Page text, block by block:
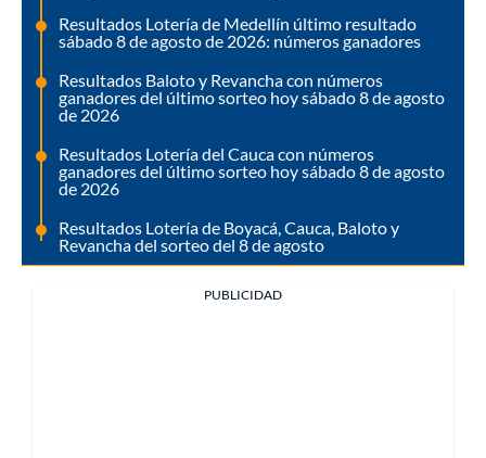
Resultados Lotería de Medellín último resultado
sábado 8 de agosto de 2026: números ganadores
Resultados Baloto y Revancha con números
ganadores del último sorteo hoy sábado 8 de agosto
de 2026
Resultados Lotería del Cauca con números
ganadores del último sorteo hoy sábado 8 de agosto
de 2026
Resultados Lotería de Boyacá, Cauca, Baloto y
Revancha del sorteo del 8 de agosto
PUBLICIDAD